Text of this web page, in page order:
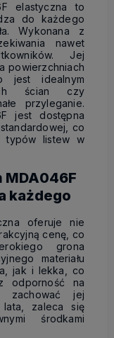
elastyczna to
do każdego
Wykonana z
nawet
Jej
powierzchniach
jest idealnym
ścian czy
przyleganie.
jest dostępna
co
typów listew w
każdego
oferuje nie
cenę, co
grona
materiału
jak i lekka, co
odporność na
zachować jej
lata, zaleca się
środkami